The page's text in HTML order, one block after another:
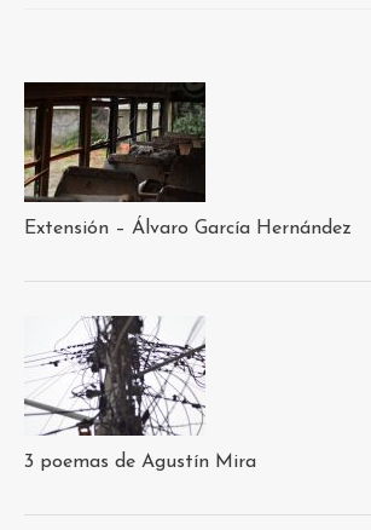
Extensión – Álvaro García Hernández
3 poemas de Agustín Mira